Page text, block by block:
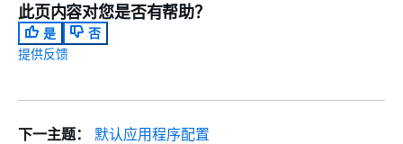
此页内容对您是否有帮助？
是
否
提供反馈
下一主题：
默认应用程序配置